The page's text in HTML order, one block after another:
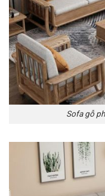
Sofa gỗ